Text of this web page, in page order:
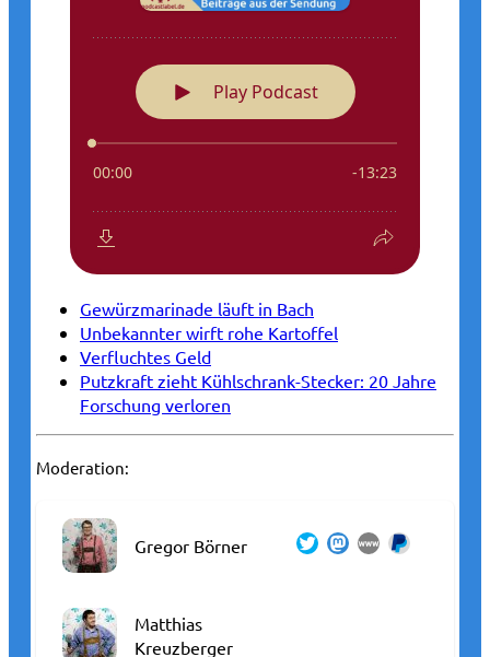
Gewürzmarinade läuft in Bach
Unbekannter wirft rohe Kartoffel
Verfluchtes Geld
Putzkraft zieht Kühlschrank-Stecker: 20 Jahre
Forschung verloren
Moderation:
Gregor Börner
Matthias
Kreuzberger